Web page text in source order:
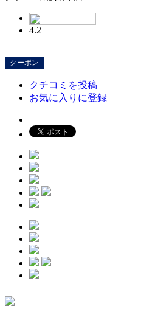
4.2
クーポン
クチコミを投稿
お気に入りに登録